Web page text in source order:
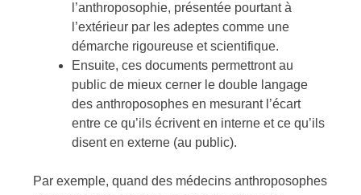
l’anthroposophie, présentée pourtant à
l’extérieur par les adeptes comme une
démarche rigoureuse et scientifique.
Ensuite, ces documents permettront au
public de mieux cerner le double langage
des anthroposophes en mesurant l’écart
entre ce qu’ils écrivent en interne et ce qu’ils
disent en externe (au public).
Par exemple, quand des médecins anthroposophes